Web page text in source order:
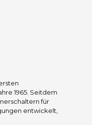
1965. Seitdem
für
entwickelt,